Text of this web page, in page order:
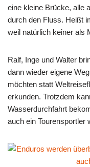
eine kleine Brücke, alle
durch den Fluss. Heißt
weil natürlich keiner als
Ralf, Inge und Walter
dann wieder eigene
möchten statt
erkunden. Trotzdem
Wasserdurchfahrt
auch ein Tourensportler